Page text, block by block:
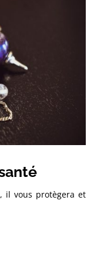
il vous protègera et